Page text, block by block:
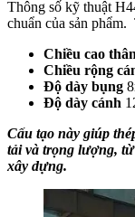
Thông số kỹ thuật
chuẩn của sản phẩm.
Chiều cao
Chiều rộng
Độ dày bụng
Độ dày cánh
Cấu tạo này giúp
tải và trọng lượng,
xây dựng.